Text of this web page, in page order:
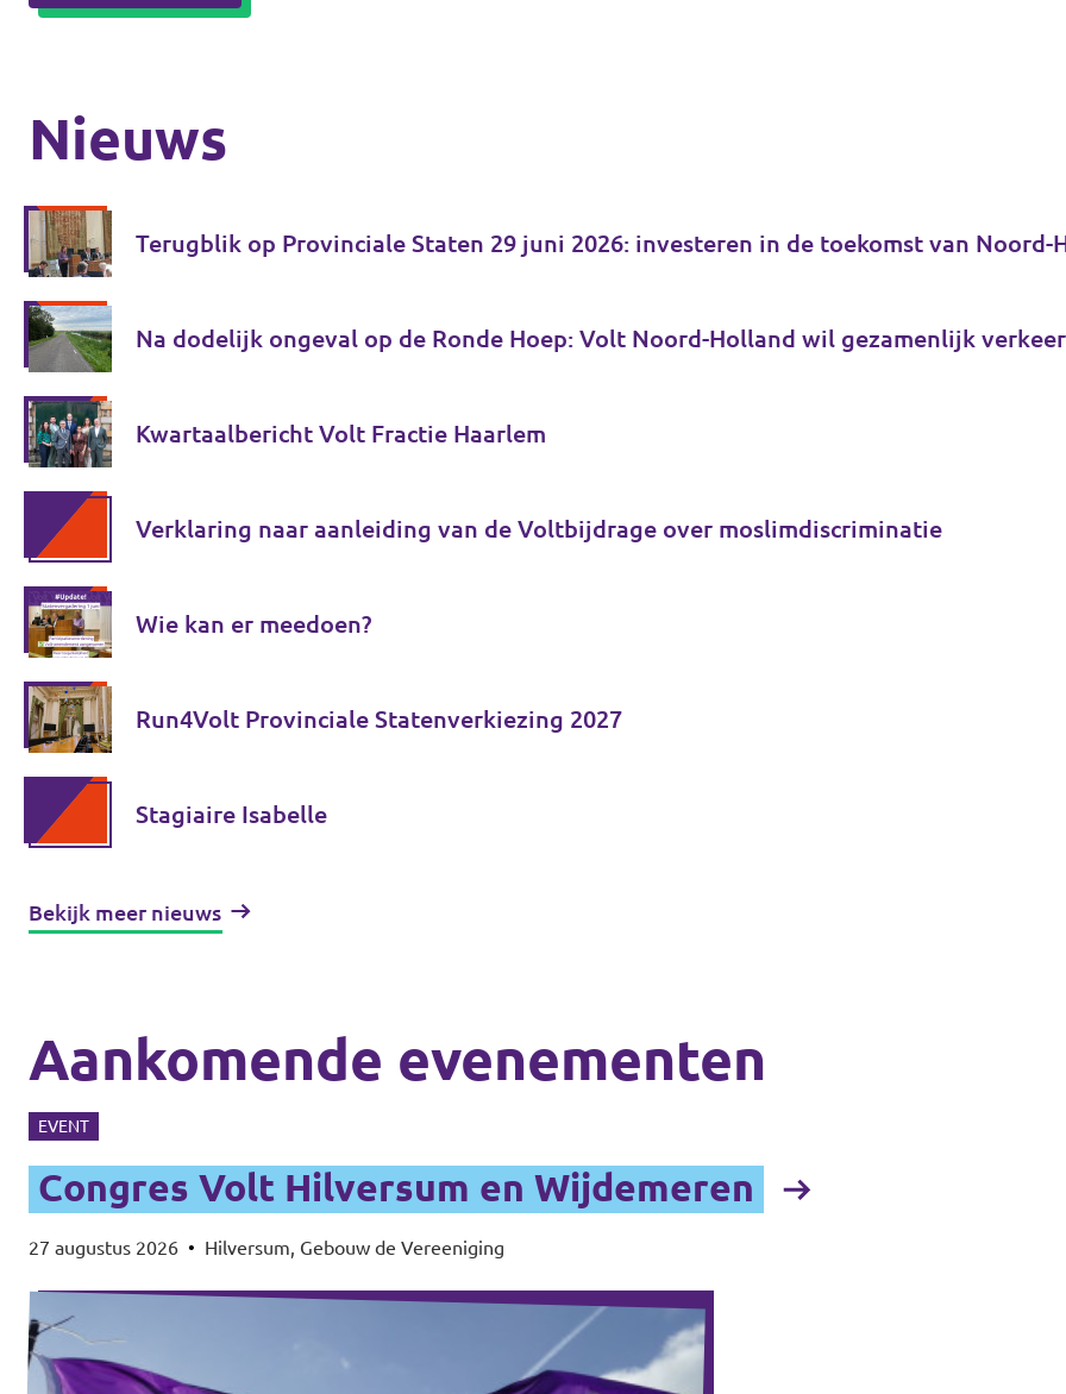
Nieuws
Terugblik op Provinciale Staten 29 juni 2026: investeren in de toekomst van Noord-
Na dodelijk ongeval op de Ronde Hoep: Volt Noord-Holland wil gezamenlijk
Kwartaalbericht Volt Fractie Haarlem
Verklaring naar aanleiding van de Voltbijdrage over moslimdiscriminatie
Wie kan er meedoen?
Run4Volt Provinciale Statenverkiezing 2027
Stagiaire Isabelle
Bekijk meer nieuws
Aankomende evenementen
EVENT
Congres Volt Hilversum en Wijdemeren
27 augustus 2026 • Hilversum, Gebouw de Vereeniging